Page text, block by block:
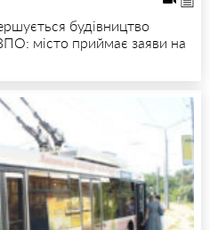
будівництво
місто приймає заяви на